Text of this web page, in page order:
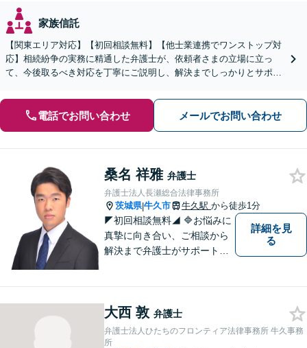
家族信託
【関東エリア対応】【初回相談無料】【他士業連携でワンストップ対
応】相続紛争の実務に精通した弁護士が、依頼者さまの立場に立っ
て、今後取るべき対応を丁寧にご説明し、解決までしっかりとサポー
電話でお問い合わせ メールでお問い合わせ
桑名 祥雅 弁護士
弁護士法人長瀬総合法律事務所
茨城県|牛久市 牛久駅 から徒歩1分
◤初回相談無料◢ 🔷お悩みに
真摯に向き合い、ご相談から
解決まで弁護士がサポートい
の第一歩を踏み出しましょ
う。お気軽にお問い合わせく
ださい。
詳細を見
る
大西 敦 弁護士
弁護士法人ひたちのフロンティア法律事務所 牛久事務
所